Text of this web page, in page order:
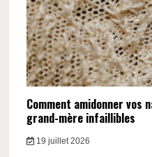
Comment amidonner vos
grand-mère infaillibles
19 juillet 2026